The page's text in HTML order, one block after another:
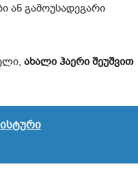
ან გამოუსადეგარი
ახალი ჰაერი შეუშვით